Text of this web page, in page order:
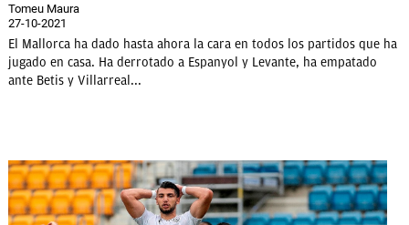
Tomeu Maura
27-10-2021
El Mallorca ha dado hasta ahora la cara en todos los partidos que ha
jugado en casa. Ha derrotado a Espanyol y Levante, ha empatado
ante Betis y Villarreal...